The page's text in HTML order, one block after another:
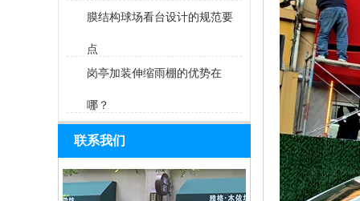
膜结构球场看台设计的规范要
点
岗亭加装伸缩雨棚的优势在
哪？
联系我们